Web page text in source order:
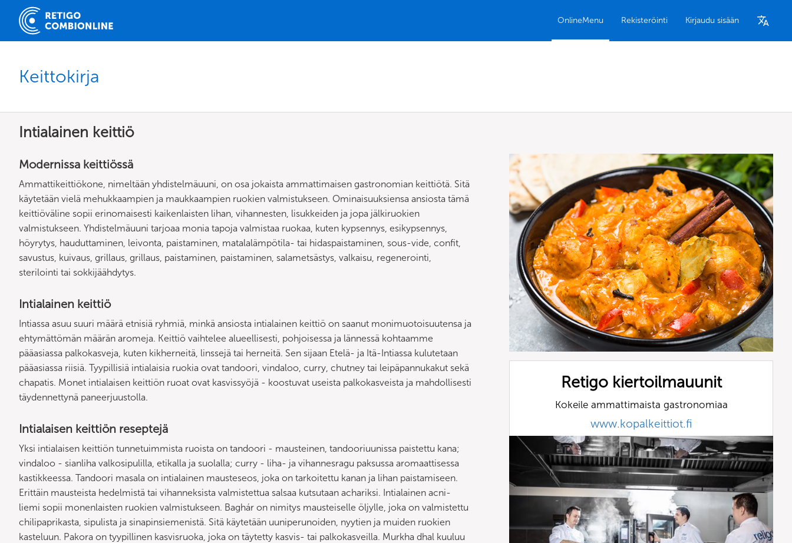
OnlineMenu Rekisteröinti Kirjaudu sisään
Keittokirja
Intialainen keittiö
Modernissa keittiössä
Ammattikeittiökone, nimeltään yhdistelmäuuni, on osa jokaista ammattimaisen gastronomian keittiötä. Sitä
käytetään vielä mehukkaampien ja maukkaampien ruokien valmistukseen. Ominaisuuksiensa ansiosta tämä
keittiöväline sopii erinomaisesti kaikenlaisten lihan, vihannesten, lisukkeiden ja jopa jälkiruokien
valmistukseen. Yhdistelmäuuni tarjoaa monia tapoja valmistaa ruokaa, kuten kypsennys, esikypsennys,
höyrytys, hauduttaminen, leivonta, paistaminen, matalalämpötila- tai hidaspaistaminen, sous-vide, confit,
savustus, kuivaus, grillaus, grillaus, paistaminen, paistaminen, salametsästys, valkaisu, regenerointi,
sterilointi tai sokkijäähdytys.
Intialainen keittiö
Intiassa asuu suuri määrä etnisiä ryhmiä, minkä ansiosta intialainen keittiö on saanut monimuotoisuutensa ja
ehtymättömän määrän aromeja. Keittiö vaihtelee alueellisesti, pohjoisessa ja lännessä kohtaamme
pääasiassa palkokasveja, kuten kikherneitä, linssejä tai herneitä. Sen sijaan Etelä- ja Itä-Intiassa kulutetaan
pääasiassa riisiä. Tyypillisiä intialaisia ruokia ovat tandoori, vindaloo, curry, chutney tai leipäpannukakut sekä
chapatis. Monet intialaisen keittiön ruoat ovat kasvissyöjä - koostuvat useista palkokasveista ja mahdollisesti
täydennettynä paneerjuustolla.
Intialaisen keittiön reseptejä
Yksi intialaisen keittiön tunnetuimmista ruoista on tandoori - mausteinen, tandooriuunissa paistettu kana;
vindaloo - sianliha valkosipulilla, etikalla ja suolalla; curry - liha- ja vihannesragu paksussa aromaattisessa
kastikkeessa. Tandoori masala on intialainen mausteseos, joka on tarkoitettu kanan ja lihan paistamiseen.
Erittäin mausteista hedelmistä tai vihanneksista valmistettua salsaa kutsutaan achariksi. Intialainen acni-
liemi sopii monenlaisten ruokien valmistukseen. Baghár on nimitys mausteiselle öljylle, joka on valmistettu
chilipaprikasta, sipulista ja sinapinsiemenistä. Sitä käytetään uuniperunoiden, nyytien ja muiden ruokien
kasteluun. Pakora on tyypillinen kasvisruoka, joka on täytetty kasvis- tai palkokasveilla. Murkha dhal kuuluu
Retigo kiertoilmauunit
Kokeile ammattimaista gastronomiaa
www.kopalkeittiot.fi